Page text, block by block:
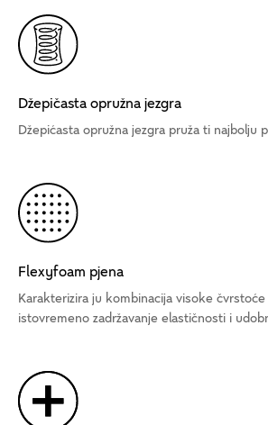
Džepičasta opružna jezgra
Džepićasta opružna jezgra pruža ti najbolju
Flexyfoam pjena
Karakterizira ju kombinacija visoke
istovremeno zadržavanje elastičnosti i